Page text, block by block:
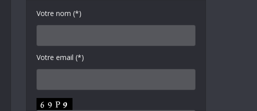
Votre nom (*)
Votre email (*)